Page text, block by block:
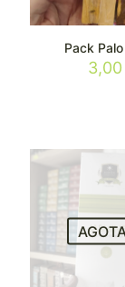
Pack